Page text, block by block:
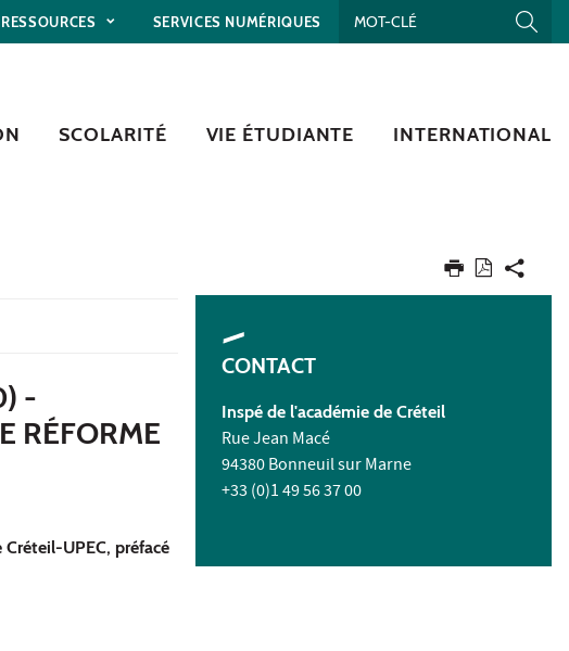
RESSOURCES SERVICES NUMÉRIQUES
SCOLARITÉ VIE ÉTUDIANTE INTERNATIONAL
-
RÉFORME
UPEC, préfacé
CONTACT
Inspé de l'académie de Créteil
Rue Jean Macé
94380 Bonneuil sur Marne
+33 (0)1 49 56 37 00